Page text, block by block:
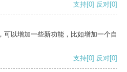
支持[0] 反对[0]
可以增加一些新功能，比如增加一个自
支持[0] 反对[0]